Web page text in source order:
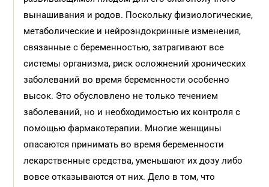
вынашивания и родов. Поскольку физиологические,
метаболические и нейроэндокринные изменения,
связанные с беременностью, затрагивают все
системы организма, риск осложнений хронических
заболеваний во время беременности особенно
высок. Это обусловлено не только течением
заболеваний, но и необходимостью их контроля с
помощью фармакотерапии. Многие женщины
опасаются принимать во время беременности
лекарственные средства, уменьшают их дозу либо
вовсе отказываются от них. Дело в том, что